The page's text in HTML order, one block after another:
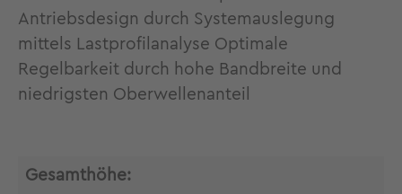
Antriebsdesign durch Systemauslegung
mittels Lastprofilanalyse Optimale
Regelbarkeit durch hohe Bandbreite und
niedrigsten Oberwellenanteil
Gesamthöhe: